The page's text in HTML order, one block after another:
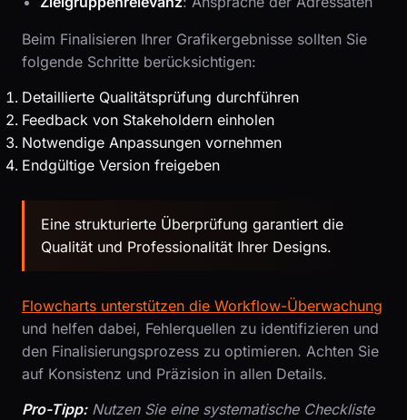
Beim Finalisieren Ihrer Grafikergebnisse sollten Sie
folgende Schritte berücksichtigen:
Detaillierte Qualitätsprüfung durchführen
Feedback von Stakeholdern einholen
Notwendige Anpassungen vornehmen
Endgültige Version freigeben
Eine strukturierte Überprüfung garantiert die
Qualität und Professionalität Ihrer Designs.
Flowcharts unterstützen die Workflow-Überwachung
und helfen dabei, Fehlerquellen zu identifizieren und
den Finalisierungsprozess zu optimieren. Achten Sie
auf Konsistenz und Präzision in allen Details.
Pro-Tipp: Nutzen Sie eine systematische Checkliste